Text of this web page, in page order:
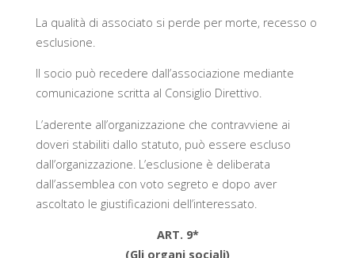
La qualità di associato si perde per morte, recesso o
esclusione.
Il socio può recedere dall’associazione mediante
comunicazione scritta al Consiglio Direttivo.
L’aderente all’organizzazione che contravviene ai
doveri stabiliti dallo statuto, può essere escluso
dall’organizzazione. L’esclusione è deliberata
dall’assemblea con voto segreto e dopo aver
ascoltato le giustificazioni dell’interessato.
ART. 9*
(Gli organi sociali)